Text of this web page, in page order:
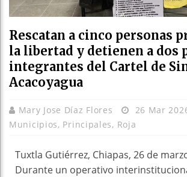
Rescatan a cinco personas
la libertad y detienen a dos
integrantes del Cartel de
Acacoyagua
Mary Jose Díaz Flores
26 Mar
Municipios, Principales, Roja
Tuxtla Gutiérrez, Chiapas, 26 de
Durante un operativo